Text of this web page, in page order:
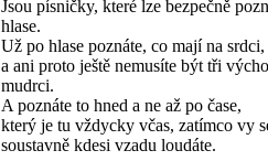
Jsou písničky, které lze bezpečně
hlase.
Už po hlase poznáte, co mají na srdci,
a ani proto ještě nemusíte být tři
mudrci.
A poznáte to hned a ne až po čase,
který je tu vždycky včas, zatímco vy
soustavně kdesi vzadu loudáte.